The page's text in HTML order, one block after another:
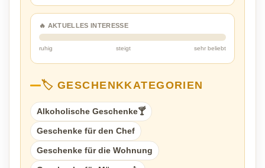
🔥 AKTUELLES INTERESSE
ruhig steigt sehr beliebt
🏷️ GESCHENKKATEGORIEN
Alkoholische Geschenke🍸
Geschenke für den Chef
Geschenke für die Wohnung